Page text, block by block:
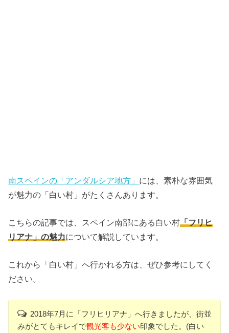
南スペインの「アンダルシア地方」 には、素朴な雰囲気
が魅力の「白い村」がたくさんあります。
こちらの記事では、スペイン南部にある白い村「フリヒ
リアナ」の魅力について解説しています。
これから「白い村」へ行かれる方は、ぜひ参考にしてく
ださい。
2018年7月に「フリヒリアナ」へ行きましたが、街並
みがとてもキレイで観光客も少ない印象でした。(白い